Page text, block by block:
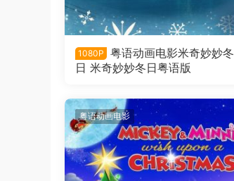
1080P
粤语动画电影米奇妙妙冬
日 米奇妙妙冬日粤语版
粤语动画电影